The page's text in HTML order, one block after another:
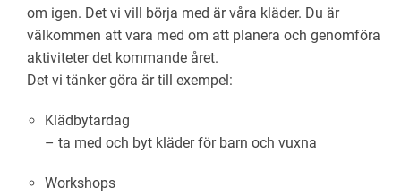
om igen. Det vi vill börja med är våra kläder. Du är
välkommen att vara med om att planera och genomföra
aktiviteter det kommande året.
Det vi tänker göra är till exempel:
Klädbytardag
– ta med och byt kläder för barn och vuxna
Workshops